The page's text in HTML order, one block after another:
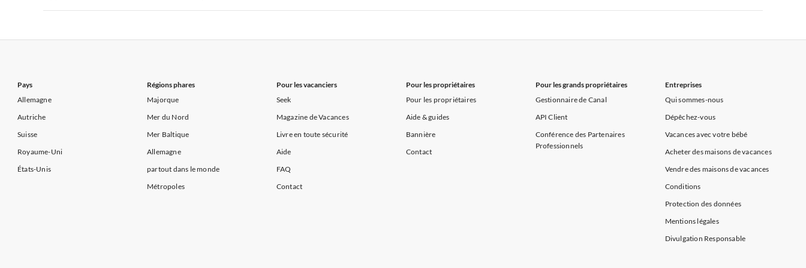
Appartements de Vacances à Côte atlantique Appartements de Vacances à la Normandie Appartements de Vacances à Sud de la France Appartements de Vacances à Provence
Pays
Allemagne
Autriche
Suisse
Royaume-Uni
États-Unis
Régions phares
Majorque
Mer du Nord
Mer Baltique
Allemagne
partout dans le monde
Métropoles
Pour les vacanciers
Seek
Magazine de Vacances
Livre en toute sécurité
Aide
FAQ
Contact
Pour les propriétaires
Pour les propriétaires
Aide & guides
Bannière
Contact
Pour les grands propriétaires
Gestionnaire de Canal
API Client
Conférence des Partenaires
Professionnels
Entreprises
Qui sommes-nous
Dépêchez-vous
Vacances avec votre bébé
Acheter des maisons de vacances
Vendre des maisons de vacances
Conditions
Protection des données
Mentions légales
Divulgation Responsable